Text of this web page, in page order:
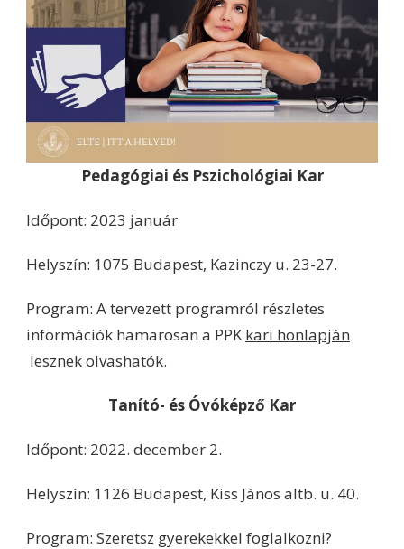
Pedagógiai és Pszichológiai Kar
Időpont: 2023 január
Helyszín: 1075 Budapest, Kazinczy u. 23-27.
Program: A tervezett programról részletes
információk hamarosan a PPKkari honlapján
lesznek olvashatók.
Tanító- és Óvóképző Kar
Időpont: 2022. december 2.
Helyszín: 1126 Budapest, Kiss János altb. u. 40.
Program: Szeretsz gyerekekkel foglalkozni?